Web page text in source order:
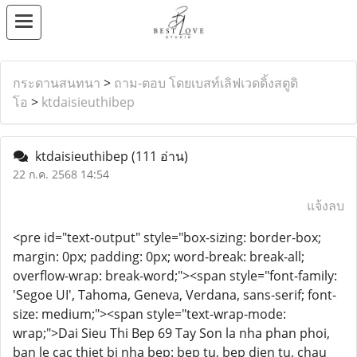
กระดานสนทนา > ถาม-ตอบ โดยเบสท์เลิฟเวดดิ้งสตูดิ
โอ > ktdaisieuthibep
ktdaisieuthibep (111 อ่าน)
22 ก.ค. 2568 14:54
แจ้งลบ
<pre id="text-output" style="box-sizing: border-box;
margin: 0px; padding: 0px; word-break: break-all;
overflow-wrap: break-word;"><span style="font-family:
'Segoe UI', Tahoma, Geneva, Verdana, sans-serif; font-
size: medium;"><span style="text-wrap-mode:
wrap;">Dai Sieu Thi Bep 69 Tay Son la nha phan phoi,
ban le cac thiet bi nha bep: bep tu, bep dien tu, chau